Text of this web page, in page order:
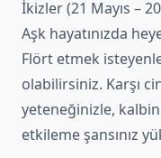
İkizler (21 Mayıs –
Aşk hayatınızda
Flört etmek
olabilirsiniz. Karşı
yeteneğinizle,
etkileme şansınız